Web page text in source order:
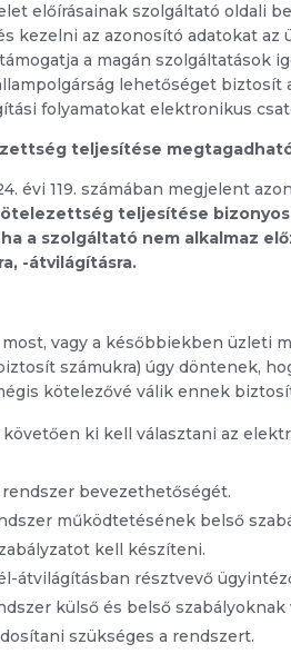
előírásainak szolgáltató oldali
kezelni az azonosító adatokat
a magán szolgáltatások
lehetőséget biztosít
folyamatokat elektronikus
teljesítése
évi 119. számában megjelent
teljesítése
ha a szolgáltató nem alkalmaz
-átvilágításra.
vagy a későbbiekben üzleti
számukra) úgy döntenek,
kötelezővé válik ennek
ki kell választani az
bevezethetőségét.
működtetésének belső
kell készíteni.
átvilágításban résztvevő
külső és belső
szükséges a rendszert.